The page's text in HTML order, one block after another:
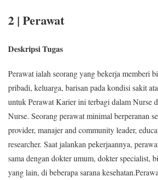
2 | Perawat
Deskripsi Tugas
Perawat ialah seorang yang bekerja memberi
pribadi, keluarga, barisan pada kondisi sakit
untuk Perawat Karier ini terbagi dalam Nurse
Nurse. Seorang perawat minimal berperanan
provider, manajer and community leader,
researcher. Saat jalankan pekerjaannya,
sama dengan dokter umum, dokter specialist,
yang lain, di beberapa sarana